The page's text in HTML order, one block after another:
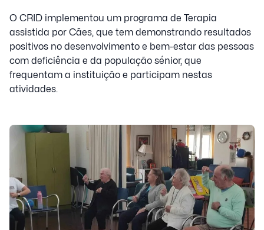
O CRID implementou um programa de Terapia
assistida por Cães, que tem demonstrando resultados
positivos no desenvolvimento e bem-estar das pessoas
com deficiência e da população sénior, que
frequentam a instituição e participam nestas
atividades.